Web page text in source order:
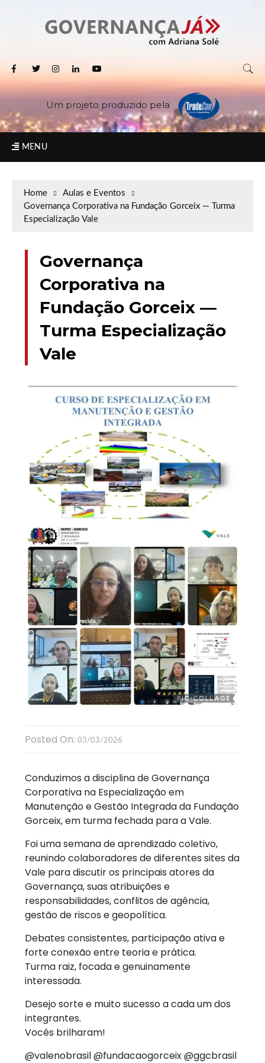
Um projeto produzido pela
MENU
Home
Aulas e Eventos
Governança Corporativa na Fundação Gorceix — Turma
Especialização Vale
Governança
Corporativa na
Fundação Gorceix —
Turma Especialização
Vale
Posted On: 03/03/2026
Conduzimos a disciplina de Governança
Corporativa na Especialização em
Manutenção e Gestão Integrada da Fundação
Gorceix, em turma fechada para a Vale.
Foi uma semana de aprendizado coletivo,
reunindo colaboradores de diferentes sites da
Vale para discutir os principais atores da
Governança, suas atribuições e
responsabilidades, conflitos de agência,
gestão de riscos e geopolítica.
Debates consistentes, participação ativa e
forte conexão entre teoria e prática.
Turma raiz, focada e genuinamente
interessada.
Desejo sorte e muito sucesso a cada um dos
integrantes.
Vocês brilharam!
@valenobrasil @fundacaogorceix @ggcbrasil